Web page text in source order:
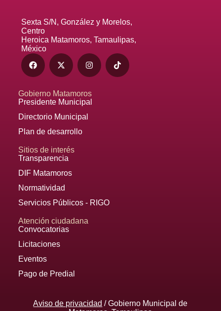
Sexta S/N, González y Morelos,
Centro
Heroica Matamoros, Tamaulipas,
México
Gobierno Matamoros
Presidente Municipal
Directorio Municipal
Plan de desarrollo
Sitios de interés
Transparencia
DIF Matamoros
Normatividad
Servicios Públicos - RIGO
Atención ciudadana
Convocatorias
Licitaciones
Eventos
Pago de Predial
Aviso de privacidad / Gobierno Municipal de